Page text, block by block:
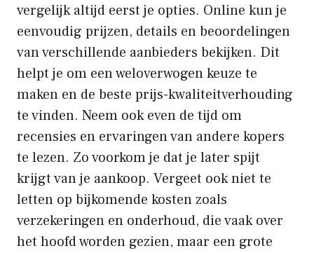
vergelijk altijd eerst je opties. Online kun je
eenvoudig prijzen, details en beoordelingen
van verschillende aanbieders bekijken. Dit
helpt je om een weloverwogen keuze te
maken en de beste prijs-kwaliteitverhouding
te vinden. Neem ook even de tijd om
recensies en ervaringen van andere kopers
te lezen. Zo voorkom je dat je later spijt
krijgt van je aankoop. Vergeet ook niet te
letten op bijkomende kosten zoals
verzekeringen en onderhoud, die vaak over
het hoofd worden gezien, maar een grote